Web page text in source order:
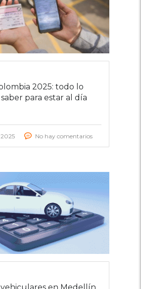
2025: todo lo
para estar al día
No hay comentarios
en Medellín